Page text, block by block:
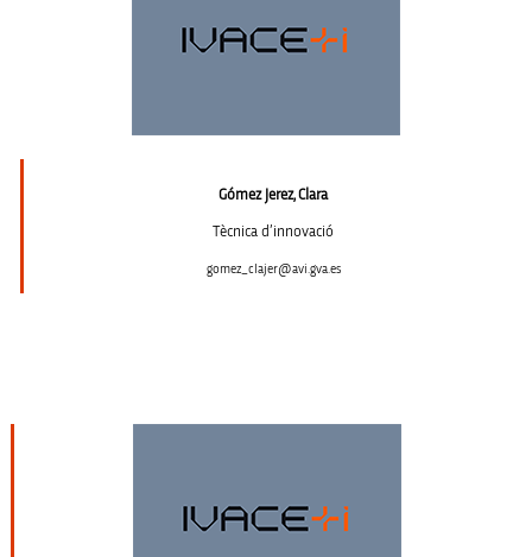
Gómez Jerez, Clara
Tècnica d’innovació
gomez_clajer@avi.gva.es